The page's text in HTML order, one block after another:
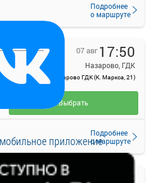
Подробнее
о маршруте
07 авг 17:50
Назарово, ГДК
Назарово ГДК (К. Маркса, 21)
Подробнее
о маршруте
Выбрать
18:23
приложение